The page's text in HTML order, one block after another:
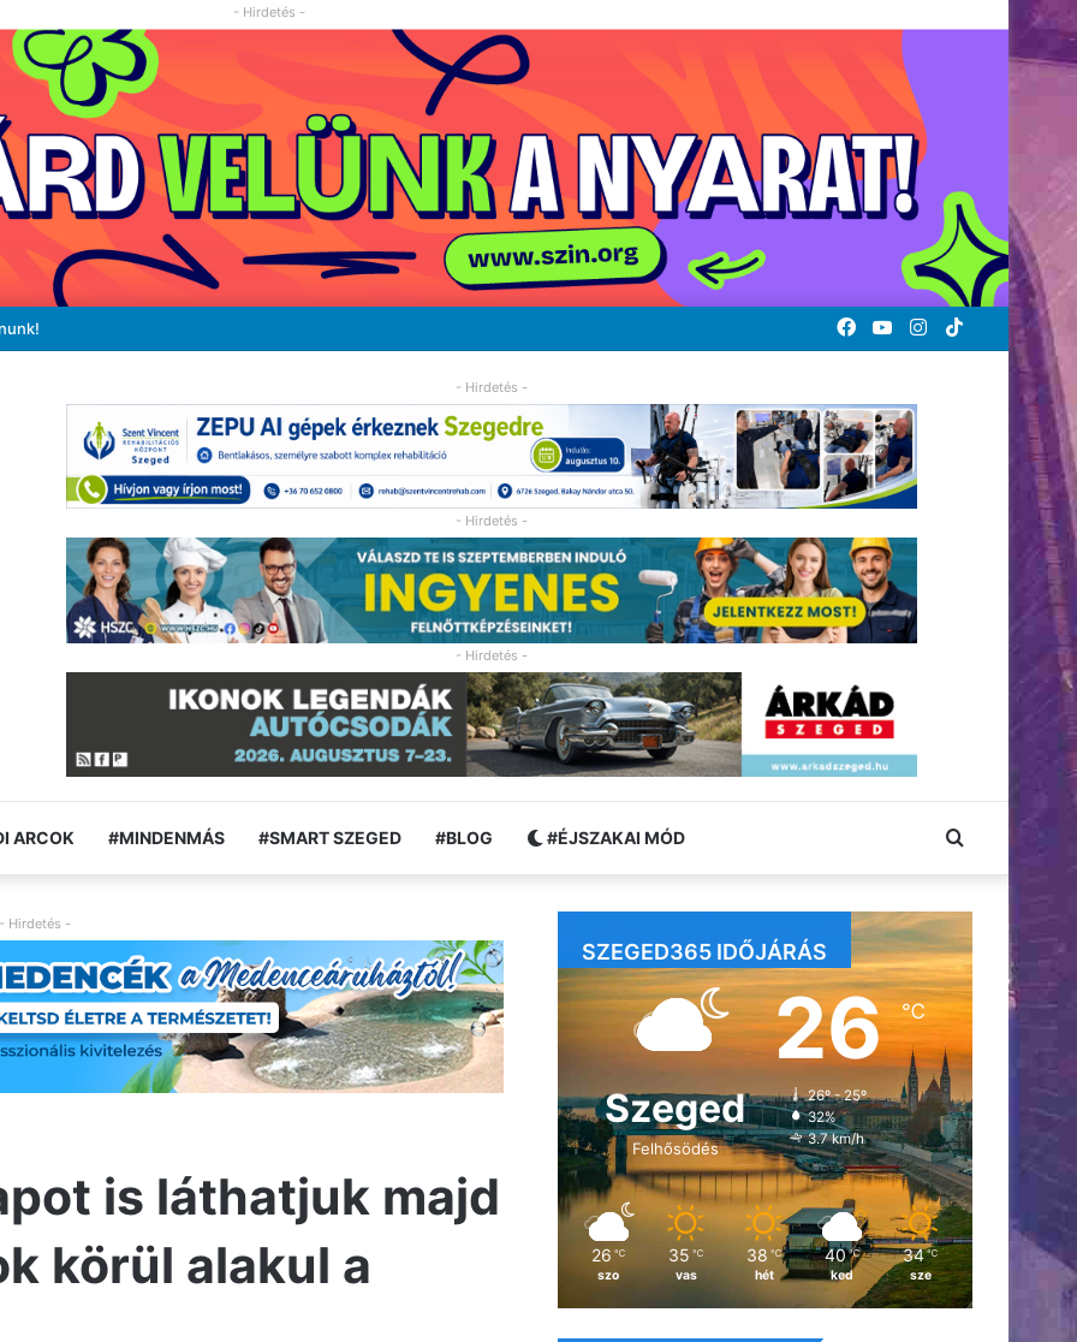
- Hirdetés -
TikTok
Instagram
YouTube
Facebook
- Hirdetés -
- Hirdetés -
- Hirdetés -
ARCOK #MINDENMÁS #SMART SZEGED #BLOG #ÉJSZAKAI MÓD Keresés:
- Hirdetés -
is láthatjuk majd
körül alakul a
SZEGED365 IDŐJÁRÁS
Szeged
Felhősödés
26℃
26º - 25º
32%
3.7 km/h
26 ℃
szo
35 ℃
vas
38 ℃
hét
40 ℃
ked
34 ℃
sze